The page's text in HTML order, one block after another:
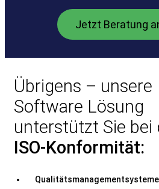
Jetzt Beratung
Übrigens – unsere
Software Lösung
unterstützt Sie bei
ISO-Konformität: